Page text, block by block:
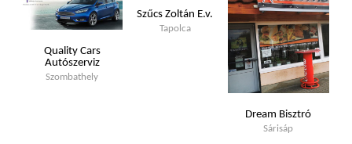
Quality Cars
Autószerviz
Szombathely
Szűcs Zoltán E.v.
Tapolca
Dream Bisztró
Sárisáp